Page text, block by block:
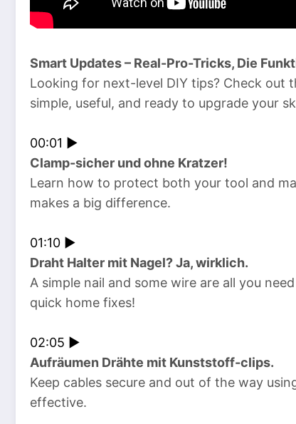
Smart Updates – Real-Pro-Tricks, Die
Looking for next-level DIY tips? Check
simple, useful, and ready to upgrade your
00:01 ►
Clamp-sicher und ohne Kratzer!
Learn how to protect both your tool and
makes a big difference.
01:10 ►
Draht Halter mit Nagel? Ja, wirklich.
A simple nail and some wire are all you
quick home fixes!
02:05 ►
Aufräumen Drähte mit Kunststoff-clips.
Keep cables secure and out of the way
effective.